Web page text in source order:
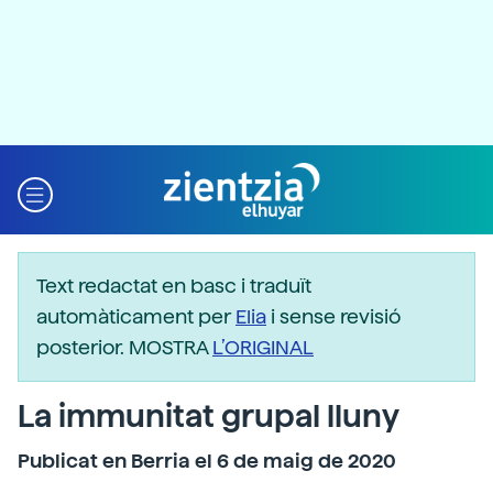
Text redactat en basc i traduït
automàticament perElia i sense revisió
posterior. MOSTRAL’ORIGINAL
La immunitat grupal lluny
Publicat en Berria el 6 de maig de 2020